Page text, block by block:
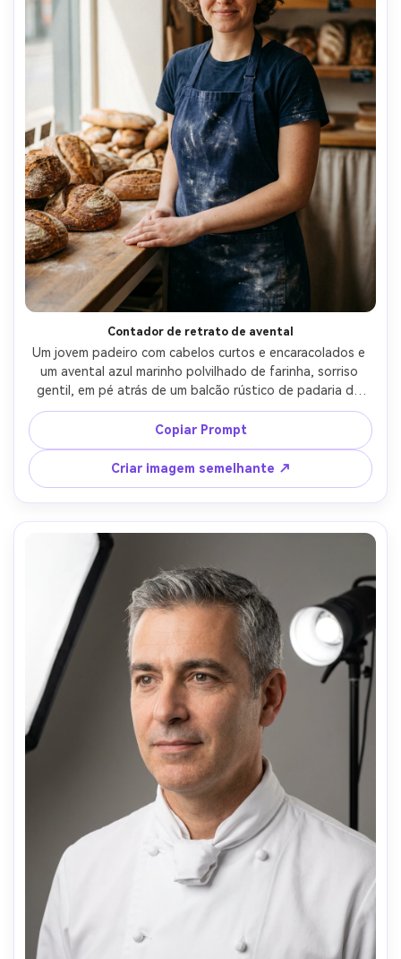
Contador de retrato de avental
Um jovem padeiro com cabelos curtos e encaracolados e
um avental azul marinho polvilhado de farinha, sorriso
gentil, em pé atrás de um balcão rústico de padaria de
madeira com pães de massa fresca, luz de janela macia do
lado, Canon EOS R5 com 85mm f/1.4, profundidade de
campo rasa, moldura vertical 4:5 meia-corpo, classificação
de cores quentes, textura natural da pele, texturas sutis
de grãos de filme, foco nítido e sombras realistas-AR 4:5
Copiar Prompt
Criar imagem semelhante ↗